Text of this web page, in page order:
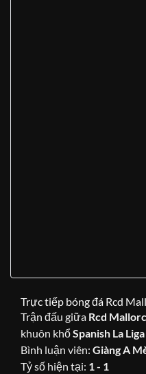
Trực tiếp bóng đá Rcd
Trận đấu giữa Rcd
khuôn khổSpanish La Liga
Bình luận viên: Giàng A
Tỷ số hiện tại: 1 - 1